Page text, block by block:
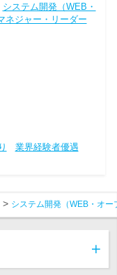
システム開発（WEB・
ネジャー・リーダー
業界経験者優遇
システム開発（WEB・オ